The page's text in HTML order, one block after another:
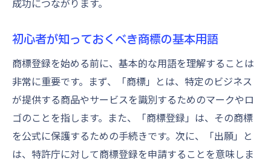
専門家のサポートを受けるタイミング
商標権取得後のブランド戦略
商標活用によるブランドの強化方法
商標保護の維持と更新の重要性
商標を活用したマーケティング戦略
商標権侵害を防ぐための注意点
商標権を活用したグローバル展開
成功につながります。
初心者が知っておくべき商標の基本用語
商標登録を始める前に、基本的な用語を理解することは
非常に重要です。まず、「商標」とは、特定のビジネス
が提供する商品やサービスを識別するためのマークやロ
ゴのことを指します。また、「商標登録」は、その商標
を公式に保護するための手続きです。次に、「出願」と
は、特許庁に対して商標登録を申請することを意味しま